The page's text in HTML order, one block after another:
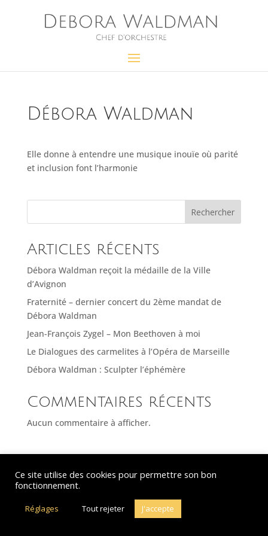
Débora Waldman
Elle donne à entendre une musique inouïe où parité
et inclusion font l’harmonie
Rechercher
Articles récents
Débora Waldman reçoit la médaille de la Ville
d’Avignon
Fraternité – dernier concert du 2ème mandat de
Débora Waldman
Jean-François Zygel – Mon Beethoven à moi
Le Dialogues des carmelites à l’Opéra de Marseille
Débora Waldman : Sculpter l’éphémère
Commentaires récents
Aucun commentaire à afficher.
© Debora Waldman – 2021-2026 – Tous droits réservés - Hébergeur : OVH
Ce site utilise des cookies pour permettre son bon
fonctionnement.
Réglages Tout rejeter J'accepte